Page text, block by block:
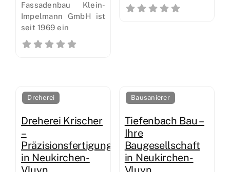
Fassadenbau Klein-
Impelmann GmbH ist
seit 1969 ein
Dreherei
Dreherei Krischer
–
Präzisionsfertigung
in Neukirchen-
Bausanierer
Tiefenbach Bau –
Ihre
Baugesellschaft
in Neukirchen-